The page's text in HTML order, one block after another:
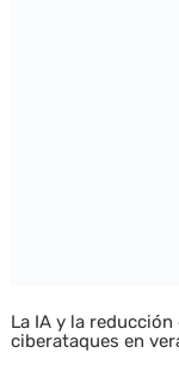
La IA y la
ciberataques en